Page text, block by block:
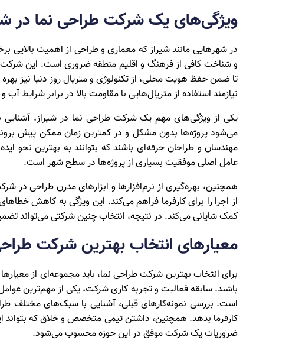
ویژگی‌های یک شرکت طراحی نما در
در شهرهایی مانند شیراز که معماری و طراحی از اهمیت بالایی
و شناخت کافی از فرهنگ و اقلیم منطقه ضروری است. این شرکت‌ها
تا ضمن حفظ هویت محلی، از تکنولوژی و متریال روز دنیا نیز
نیازمند استفاده از متریال‌هایی با مقاومت بالا در برابر شرایط
یکی از ویژگی‌های مهم یک شرکت طراحی نما در شیراز،
می‌شود پروژه‌ها بدون مشکل و در کمترین زمان ممکن پیش
مهندسان و طراحان حرفه‌ای باشند که بتوانند به بهترین نحو
عامل اصلی موفقیت بسیاری از پروژه‌ها در سطح شهر است.
همچنین، بهره‌گیری از نرم‌افزارها و ابزارهای مدرن طراحی
از اجرا را برای کارفرما فراهم می‌کند. این ویژگی به کاهش
کمک شایانی می‌کند. در نتیجه، انتخاب چنین شرکتی می‌تواند
معیارهای انتخاب بهترین شرکت
برای انتخاب بهترین شرکت طراحی نما، باید مجموعه‌ای از
باشند. سابقه فعالیت و تجربه کاری شرکت، یکی از مهم‌ترین
است. بررسی نمونه‌کارهای قبلی، آشنایی با سبک‌های مختلف
کارفرما بدهد. همچنین، داشتن تیمی متخصص و خلاق که بتواند
ضروریات یک شرکت موفق در این حوزه محسوب می‌شود.